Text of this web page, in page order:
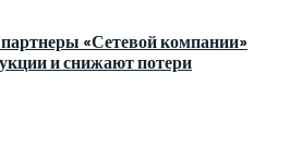
«Сетевой компании»
и снижают потери